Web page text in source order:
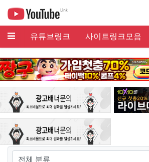
메뉴 유튜브링크 사이트링크모음
그룹